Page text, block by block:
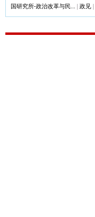
国研究所-政治改革与民...
政见